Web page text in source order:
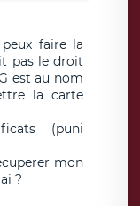
faire la
pas le droit
est au nom
la carte
(puni
mon
?